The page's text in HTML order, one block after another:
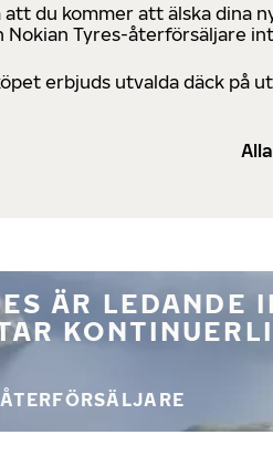
du kommer att älska dina
Tyres-återförsäljare
erbjuds utvalda däck på
ÄR LEDANDE